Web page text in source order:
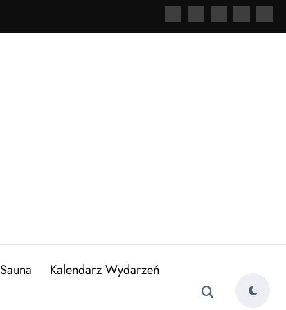
Sauna Kalendarz Wydarzeń